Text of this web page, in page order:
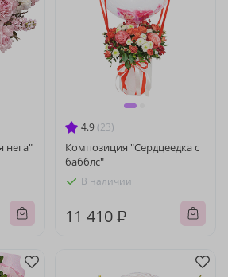
нега"
4.9 (23)
Композиция "Сердцеедка с
бабблс"
В наличии
11 410 ₽